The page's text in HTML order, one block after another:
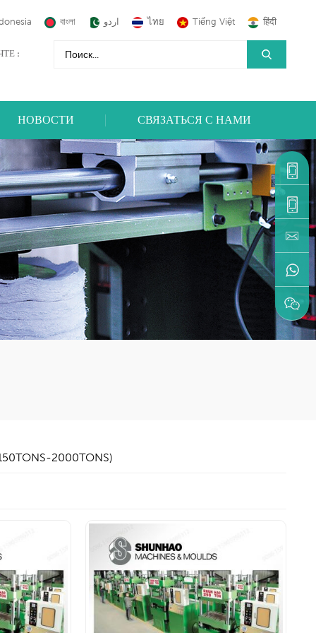
বাংলা اردو ไทย Tiếng Việt हिंदी
:
НОВОСТИ СВЯЗАТЬСЯ С НАМИ
2000TONS)
+86-
+86-
595-
22216883
+86